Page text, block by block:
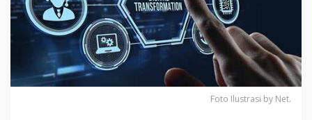
Foto Ilustrasi by Net.